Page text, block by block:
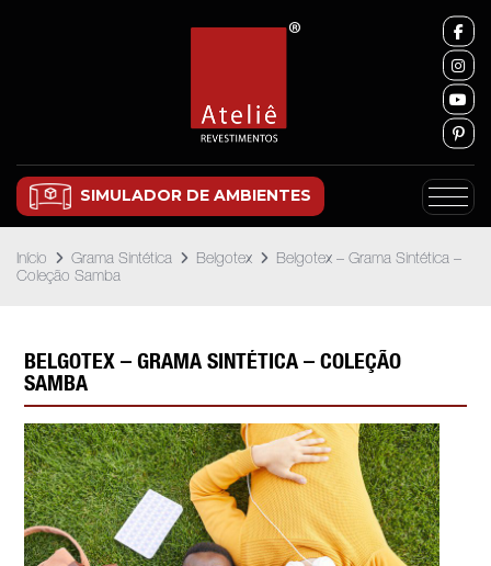
SIMULADOR DE AMBIENTES
Início Grama Sintética Belgotex
Belgotex – Grama Sintética –
Coleção Samba
BELGOTEX – GRAMA SINTÉTICA – COLEÇÃO
SAMBA